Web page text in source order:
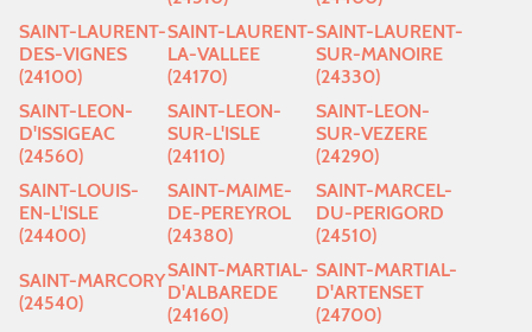
SAINT-LAURENT-
DES-VIGNES
(24100)
SAINT-LAURENT-
LA-VALLEE
(24170)
SAINT-LAURENT-
SUR-MANOIRE
(24330)
SAINT-LEON-
D'ISSIGEAC
(24560)
SAINT-LEON-
SUR-L'ISLE
(24110)
SAINT-LEON-
SUR-VEZERE
(24290)
SAINT-LOUIS-
EN-L'ISLE
(24400)
SAINT-MAIME-
DE-PEREYROL
(24380)
SAINT-MARCEL-
DU-PERIGORD
(24510)
SAINT-MARCORY
(24540)
SAINT-MARTIAL-
D'ALBAREDE
(24160)
SAINT-MARTIAL-
D'ARTENSET
(24700)